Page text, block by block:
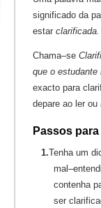
significado da
estar clarificada.
Chama–se
que o estudante
exacto para
depare ao ler
Passos
1.Tenha um
contenha
ser